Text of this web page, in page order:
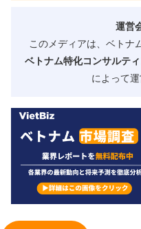
運営
このメディアは、ベトナ
ベトナム特化コンサルテ
によって運